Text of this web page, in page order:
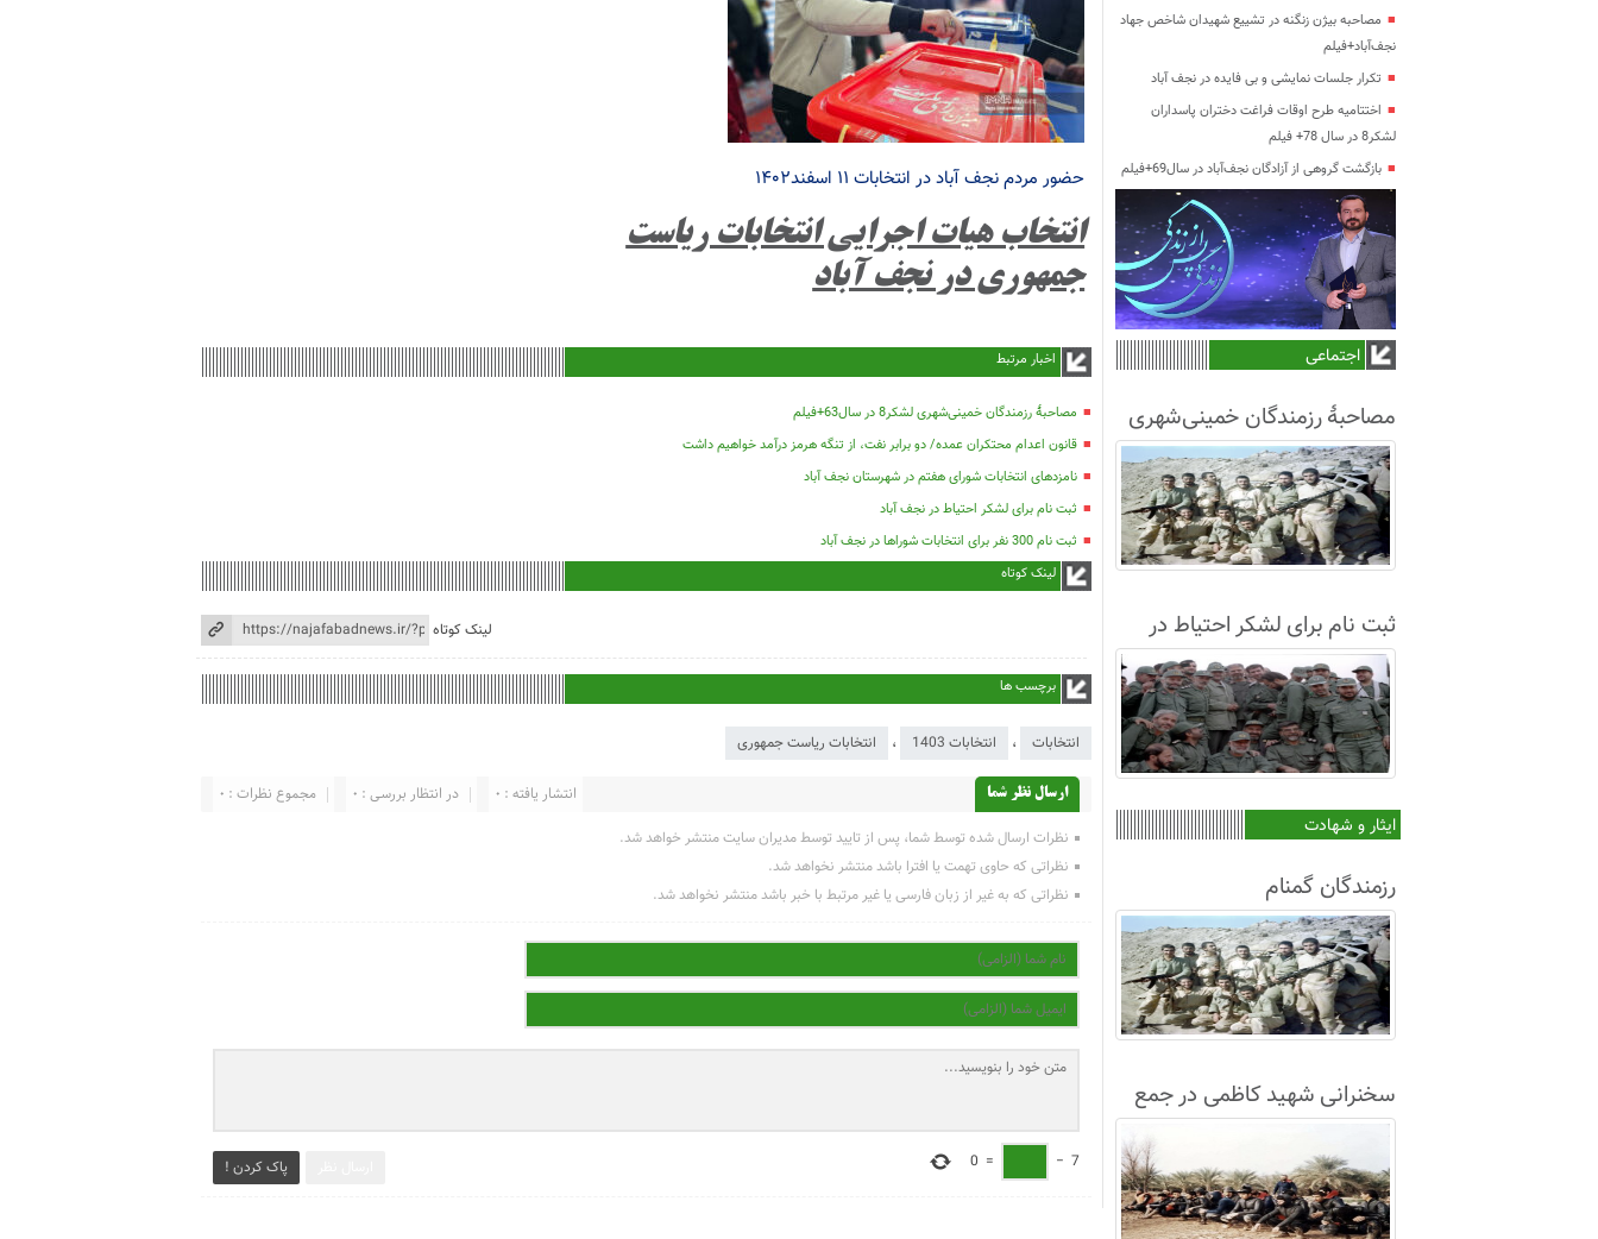
حضور مردم نجف آباد در انتخابات ۱۱ اسفند۱۴۰۲
انتخاب هیات اجرایی انتخابات ریاست
جمهوری در نجف آباد
اخبار مرتبط
مصاحبۀ رزمندگان خمینی‌شهری لشکر8 در سال63+فیلم
قانون اعدام محتکران عمده/ دو برابر نفت، از تنگه هرمز درآمد خواهیم داشت
نامزدهای انتخابات شورای هفتم در شهرستان نجف آباد
ثبت نام برای لشکر احتیاط در نجف آباد
ثبت نام 300 نفر برای انتخابات شوراها در نجف آباد
لینک کوتاه
لینک کوتاه
برچسب ها
انتخابات ، انتخابات 1403 ، انتخابات ریاست جمهوری
ارسال نظر شما مجموع نظرات : 0 در انتظار بررسی : 0 انتشار یافته : 0
نظرات ارسال شده توسط شما، پس از تایید توسط مدیران سایت منتشر خواهد شد.
نظراتی که حاوی تهمت یا افترا باشد منتشر نخواهد شد.
نظراتی که به غیر از زبان فارسی یا غیر مرتبط با خبر باشد منتشر نخواهد شد.
پاک کردن ! 7
−
=
0
مصاحبه بیژن زنگنه در تشییع شهیدان شاخص جهاد
نجف‌آباد+فیلم
تکرار جلسات نمایشی و بی فایده در نجف آباد
اختتامیه طرح اوقات فراغت دختران پاسداران
لشکر8 در سال 78+ فیلم
بازگشت گروهی از آزادگان نجف‌آباد در سال69+فیلم
اجتماعی
مصاحبۀ رزمندگان خمینی‌شهری
لشکر8 در سال63+فیلم
ثبت نام برای لشکر احتیاط در
نجف آباد
ایثار و شهادت
رزمندگان گمنام
سخنرانی شهید کاظمی در جمع
غواصان لشکر8+فیلم